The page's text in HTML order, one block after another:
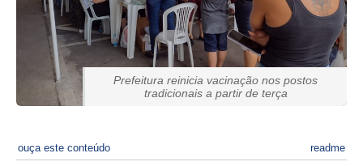
Prefeitura reinicia vacinação nos postos
tradicionais a partir de terça
ouça este conteúdo readme